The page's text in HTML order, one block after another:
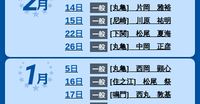
14日 [丸亀] 片岡 雅裕
15日 [尼崎] 川原 祐明
22日 [下関] 松尾 夏海
26日 [丸亀] 中岡 正彦
5日 [丸亀] 西岡 顕心
16日 [住之江] 松尾 祭
17日 [鳴門] 西丸 敦基